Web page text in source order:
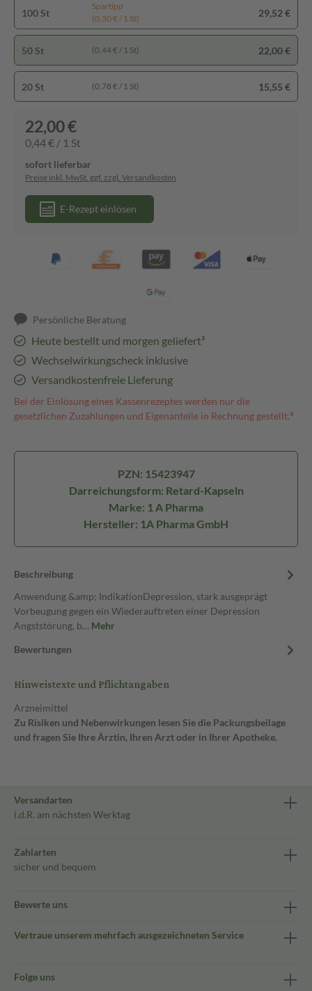
100 St
Spartipp
(0,30 € / 1 St)
29,52 €
50 St (0,44 € / 1 St) 22,00 €
20 St (0,78 € / 1 St) 15,55 €
22,00 €
0,44 € / 1 St
sofort lieferbar
Preise inkl. MwSt. ggf. zzgl. Versandkosten
E-Rezept einlösen
Persönliche Beratung
Heute bestellt und morgen geliefert³
Wechselwirkungscheck inklusive
Versandkostenfreie Lieferung
Bei der Einlösung eines Kassenrezeptes werden nur die
gesetzlichen Zuzahlungen und Eigenanteile in Rechnung gestellt.⁴
PZN: 15423947
Darreichungsform: Retard-Kapseln
Marke: 1 A Pharma
Hersteller: 1A Pharma GmbH
Beschreibung
Anwendung &amp; IndikationDepression, stark ausgeprägt
Vorbeugung gegen ein Wiederauftreten einer Depression
Angststörung, b… Mehr
Bewertungen
Hinweistexte und Pflichtangaben
Arzneimittel
Zu Risiken und Nebenwirkungen lesen Sie die Packungsbeilage
und fragen Sie Ihre Ärztin, Ihren Arzt oder in Ihrer Apotheke.
Versandarten
i.d.R. am nächsten Werktag
Zahlarten
sicher und bequem
Bewerte uns
Vertraue unserem mehrfach ausgezeichneten Service
Folge uns